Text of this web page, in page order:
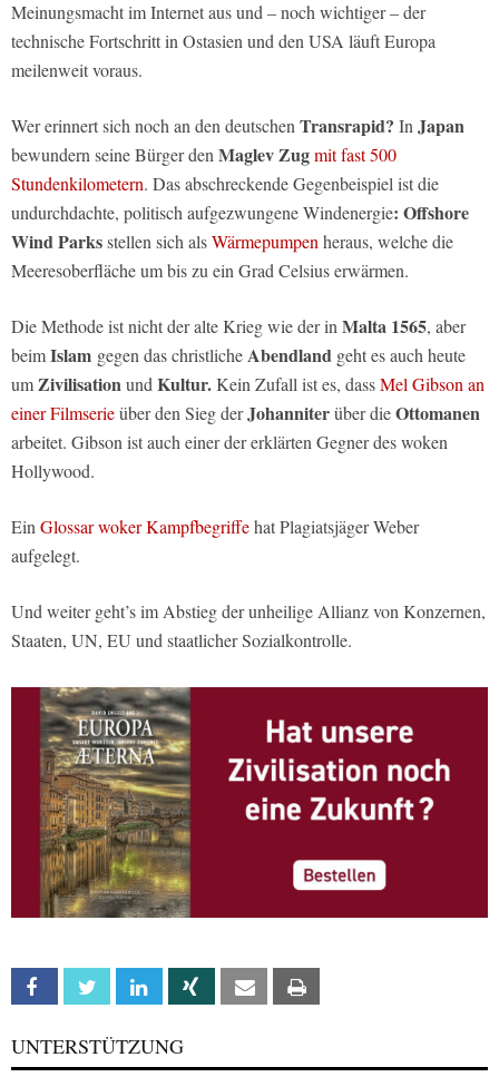
Meinungsmacht im Internet aus und – noch wichtiger – der
technische Fortschritt in Ostasien und den USA läuft Europa
meilenweit voraus.
Wer erinnert sich noch an den deutschen Transrapid? In Japan
bewundern seine Bürger den Maglev Zugmit fast 500
Stundenkilometern. Das abschreckende Gegenbeispiel ist die
undurchdachte, politisch aufgezwungene Windenergie: Offshore
Wind Parksstellen sich alsWärmepumpen heraus, welche die
Meeresoberfläche um bis zu ein Grad Celsius erwärmen.
Die Methode ist nicht der alte Krieg wie der in Malta 1565, aber
beimIslam gegen das christlicheAbendland geht es auch heute
umZivilisationund Kultur.Kein Zufall ist es, dassMel Gibson an
einer Filmserieüber den Sieg derJohanniterüber dieOttomanen
arbeitet. Gibson ist auch einer der erklärten Gegner des woken
Hollywood.
Ein Glossar woker Kampfbegriffehat Plagiatsjäger Weber
aufgelegt.
Und weiter geht’s im Abstieg der unheilige Allianz von Konzernen,
Staaten, UN, EU und staatlicher Sozialkontrolle.
Facebook Twitter Linkedin Xing Email
UNTERSTÜTZUNG